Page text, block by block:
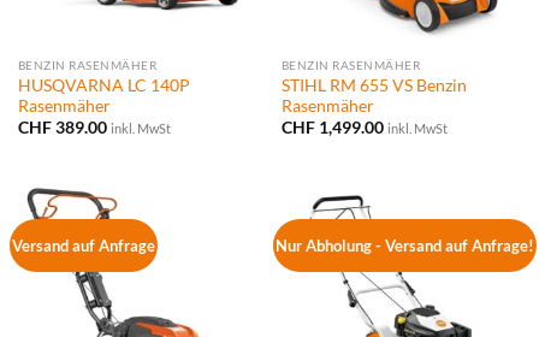
BENZIN RASENMÄHER
HUSQVARNA LC 140P
Rasenmäher
CHF389.00 inkl. MwSt
BENZIN RASENMÄHER
STIHL RM 655 VS Benzin
Rasenmäher
CHF1,499.00 inkl. MwSt
Versand auf Anfrage Nur Abholung - Versand auf Anfrage!